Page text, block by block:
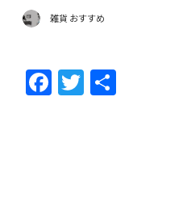
雑貨 おすすめ
F
ac
T
w